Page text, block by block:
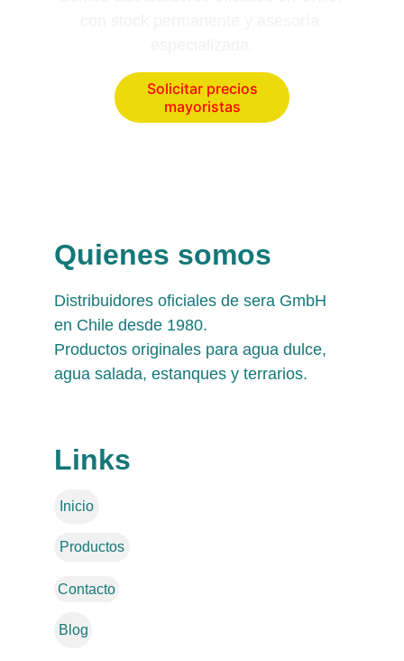
Solicitar precios
mayoristas
Quienes somos
Distribuidores oficiales de sera GmbH
en Chile desde 1980.
Productos originales para agua dulce,
agua salada, estanques y terrarios.
Inicio
Links
Productos
Contacto
Blog